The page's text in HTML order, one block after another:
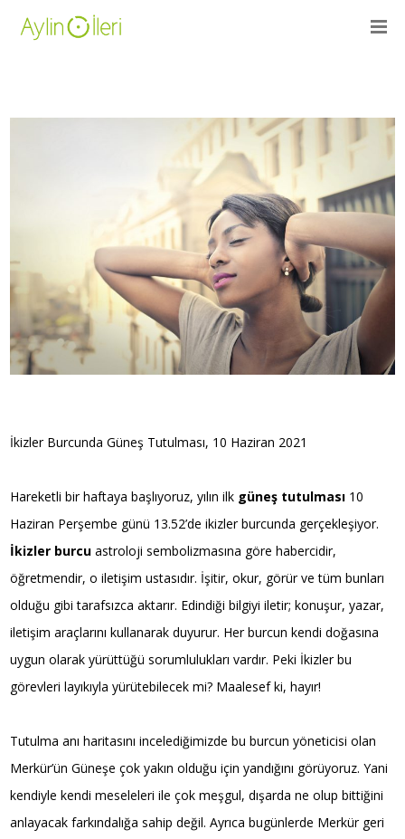
İkizler Burcunda Güneş Tutulması, 10 Haziran 2021
Hareketli bir haftaya başlıyoruz, yılın ilk güneş tutulması 10
Haziran Perşembe günü 13.52’de ikizler burcunda gerçekleşiyor.
İkizler burcu astroloji sembolizmasına göre habercidir,
öğretmendir, o iletişim ustasıdır. İşitir, okur, görür ve tüm bunları
olduğu gibi tarafsızca aktarır. Edindiği bilgiyi iletir; konuşur, yazar,
iletişim araçlarını kullanarak duyurur. Her burcun kendi doğasına
uygun olarak yürüttüğü sorumlulukları vardır. Peki İkizler bu
görevleri layıkıyla yürütebilecek mi? Maalesef ki, hayır!
Tutulma anı haritasını incelediğimizde bu burcun yöneticisi olan
Merkür’ün Güneşe çok yakın olduğu için yandığını görüyoruz. Yani
kendiyle kendi meseleleri ile çok meşgul, dışarda ne olup bittiğini
anlayacak farkındalığa sahip değil. Ayrıca bugünlerde Merkür geri